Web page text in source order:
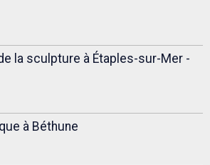
la sculpture à Étaples-sur-Mer -
à Béthune